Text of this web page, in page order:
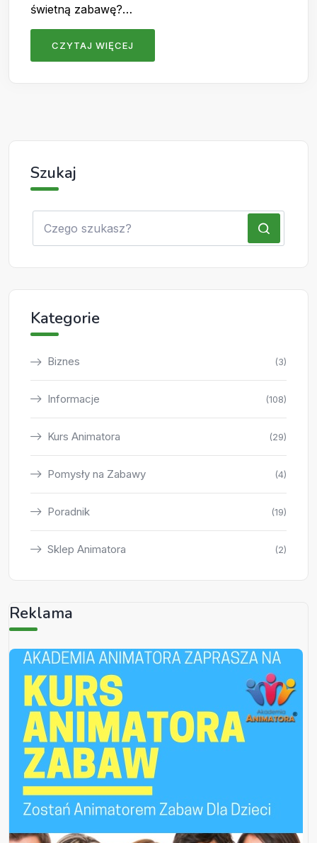
świetną zabawę?…
CZYTAJ WIĘCEJ
Szukaj
Kategorie
Biznes (3)
Informacje (108)
Kurs Animatora (29)
Pomysły na Zabawy (4)
Poradnik (19)
Sklep Animatora (2)
Reklama